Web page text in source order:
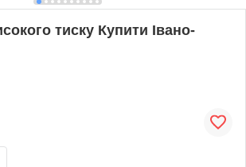
тиску Купити Івано-